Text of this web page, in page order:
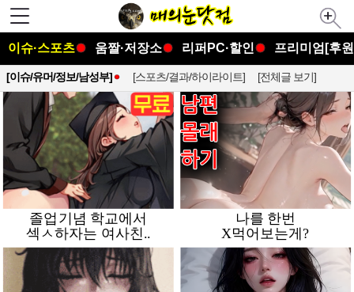
이슈·스포츠 움짤·저장소 리퍼PC·할인 프리미엄[후
[이슈/유머/정보/남성부] [스포츠/결과/하이라이트] [전체글 보기]